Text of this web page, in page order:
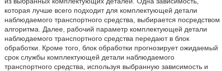
которая лучше всего подходит для комплектующей детали
наблюдаемого транспортного средства, выбирается посредством
алгоритма. Далее, рабочий параметр комплектующей детали
наблюдаемого транспортного средства передают в блок
обработки. Кроме того, блок обработки прогнозирует ожидаемый
срок службы комплектующей детали наблюдаемого
транспортного средства, используя выбранную зависимость и